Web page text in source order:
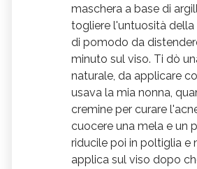
maschera a base di
togliere l'untuosità
di pomodo da
minuto sul viso. Ti dò
naturale, da applicare
usava la mia nonna,
cremine per curare
cuocere una mela e un
riducile poi in poltiglia e
applica sul viso dopo